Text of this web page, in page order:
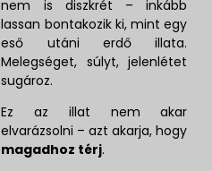
nem is diszkrét – inkább
lassan bontakozik ki, mint egy
eső utáni erdő illata.
Melegséget, súlyt, jelenlétet
sugároz.
Ez az illat nem akar
elvarázsolni – azt akarja, hogy
magadhoz térj.